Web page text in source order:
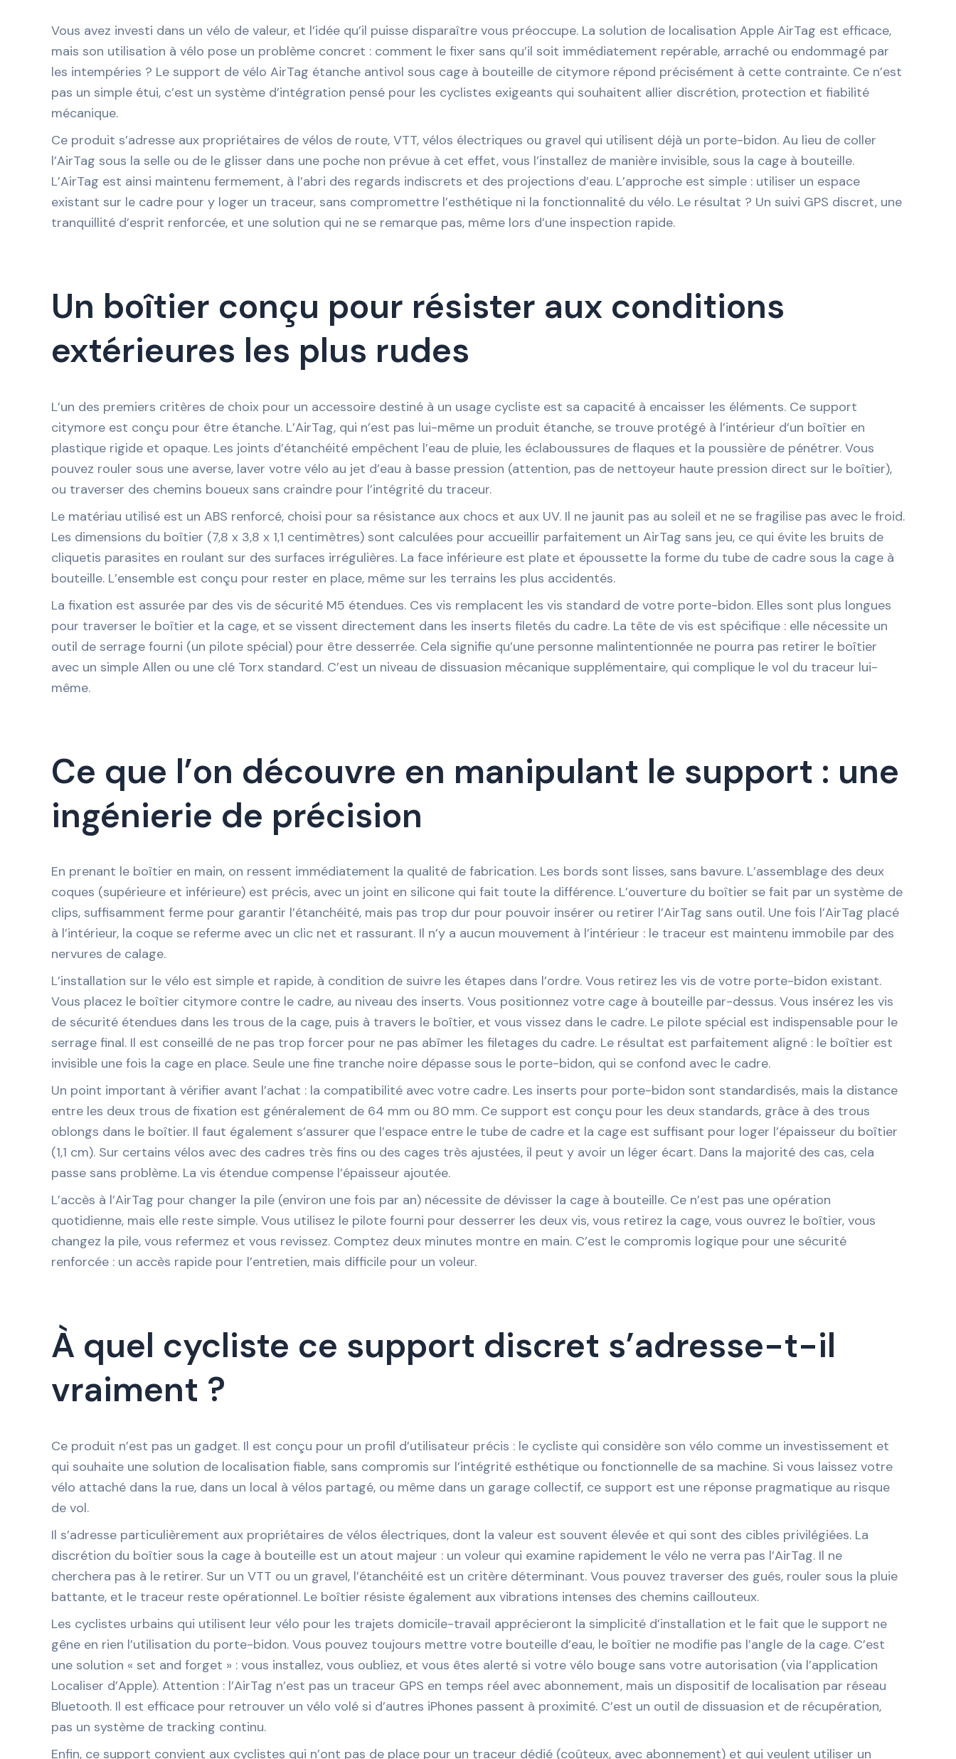
Vous avez investi dans un vélo de valeur, et l’idée qu’il puisse disparaître vous préoccupe. La solution de localisation Apple AirTag est efficace,
mais son utilisation à vélo pose un problème concret : comment le fixer sans qu’il soit immédiatement repérable, arraché ou endommagé par
les intempéries ? Le support de vélo AirTag étanche antivol sous cage à bouteille de citymore répond précisément à cette contrainte. Ce n’est
pas un simple étui, c’est un système d’intégration pensé pour les cyclistes exigeants qui souhaitent allier discrétion, protection et fiabilité
mécanique.
Ce produit s’adresse aux propriétaires de vélos de route, VTT, vélos électriques ou gravel qui utilisent déjà un porte-bidon. Au lieu de coller
l’AirTag sous la selle ou de le glisser dans une poche non prévue à cet effet, vous l’installez de manière invisible, sous la cage à bouteille.
L’AirTag est ainsi maintenu fermement, à l’abri des regards indiscrets et des projections d’eau. L’approche est simple : utiliser un espace
existant sur le cadre pour y loger un traceur, sans compromettre l’esthétique ni la fonctionnalité du vélo. Le résultat ? Un suivi GPS discret, une
tranquillité d’esprit renforcée, et une solution qui ne se remarque pas, même lors d’une inspection rapide.
Un boîtier conçu pour résister aux conditions
extérieures les plus rudes
L’un des premiers critères de choix pour un accessoire destiné à un usage cycliste est sa capacité à encaisser les éléments. Ce support
citymore est conçu pour être étanche. L’AirTag, qui n’est pas lui-même un produit étanche, se trouve protégé à l’intérieur d’un boîtier en
plastique rigide et opaque. Les joints d’étanchéité empêchent l’eau de pluie, les éclaboussures de flaques et la poussière de pénétrer. Vous
pouvez rouler sous une averse, laver votre vélo au jet d’eau à basse pression (attention, pas de nettoyeur haute pression direct sur le boîtier),
ou traverser des chemins boueux sans craindre pour l’intégrité du traceur.
Le matériau utilisé est un ABS renforcé, choisi pour sa résistance aux chocs et aux UV. Il ne jaunit pas au soleil et ne se fragilise pas avec le froid.
Les dimensions du boîtier (7,8 x 3,8 x 1,1 centimètres) sont calculées pour accueillir parfaitement un AirTag sans jeu, ce qui évite les bruits de
cliquetis parasites en roulant sur des surfaces irrégulières. La face inférieure est plate et époussette la forme du tube de cadre sous la cage à
bouteille. L’ensemble est conçu pour rester en place, même sur les terrains les plus accidentés.
La fixation est assurée par des vis de sécurité M5 étendues. Ces vis remplacent les vis standard de votre porte-bidon. Elles sont plus longues
pour traverser le boîtier et la cage, et se vissent directement dans les inserts filetés du cadre. La tête de vis est spécifique : elle nécessite un
outil de serrage fourni (un pilote spécial) pour être desserrée. Cela signifie qu’une personne malintentionnée ne pourra pas retirer le boîtier
avec un simple Allen ou une clé Torx standard. C’est un niveau de dissuasion mécanique supplémentaire, qui complique le vol du traceur lui-
même.
Ce que l’on découvre en manipulant le support : une
ingénierie de précision
En prenant le boîtier en main, on ressent immédiatement la qualité de fabrication. Les bords sont lisses, sans bavure. L’assemblage des deux
coques (supérieure et inférieure) est précis, avec un joint en silicone qui fait toute la différence. L’ouverture du boîtier se fait par un système de
clips, suffisamment ferme pour garantir l’étanchéité, mais pas trop dur pour pouvoir insérer ou retirer l’AirTag sans outil. Une fois l’AirTag placé
à l’intérieur, la coque se referme avec un clic net et rassurant. Il n’y a aucun mouvement à l’intérieur : le traceur est maintenu immobile par des
nervures de calage.
L’installation sur le vélo est simple et rapide, à condition de suivre les étapes dans l’ordre. Vous retirez les vis de votre porte-bidon existant.
Vous placez le boîtier citymore contre le cadre, au niveau des inserts. Vous positionnez votre cage à bouteille par-dessus. Vous insérez les vis
de sécurité étendues dans les trous de la cage, puis à travers le boîtier, et vous vissez dans le cadre. Le pilote spécial est indispensable pour le
serrage final. Il est conseillé de ne pas trop forcer pour ne pas abîmer les filetages du cadre. Le résultat est parfaitement aligné : le boîtier est
invisible une fois la cage en place. Seule une fine tranche noire dépasse sous le porte-bidon, qui se confond avec le cadre.
Un point important à vérifier avant l’achat : la compatibilité avec votre cadre. Les inserts pour porte-bidon sont standardisés, mais la distance
entre les deux trous de fixation est généralement de 64 mm ou 80 mm. Ce support est conçu pour les deux standards, grâce à des trous
oblongs dans le boîtier. Il faut également s’assurer que l’espace entre le tube de cadre et la cage est suffisant pour loger l’épaisseur du boîtier
(1,1 cm). Sur certains vélos avec des cadres très fins ou des cages très ajustées, il peut y avoir un léger écart. Dans la majorité des cas, cela
passe sans problème. La vis étendue compense l’épaisseur ajoutée.
L’accès à l’AirTag pour changer la pile (environ une fois par an) nécessite de dévisser la cage à bouteille. Ce n’est pas une opération
quotidienne, mais elle reste simple. Vous utilisez le pilote fourni pour desserrer les deux vis, vous retirez la cage, vous ouvrez le boîtier, vous
changez la pile, vous refermez et vous revissez. Comptez deux minutes montre en main. C’est le compromis logique pour une sécurité
renforcée : un accès rapide pour l’entretien, mais difficile pour un voleur.
À quel cycliste ce support discret s’adresse-t-il
vraiment ?
Ce produit n’est pas un gadget. Il est conçu pour un profil d’utilisateur précis : le cycliste qui considère son vélo comme un investissement et
qui souhaite une solution de localisation fiable, sans compromis sur l’intégrité esthétique ou fonctionnelle de sa machine. Si vous laissez votre
vélo attaché dans la rue, dans un local à vélos partagé, ou même dans un garage collectif, ce support est une réponse pragmatique au risque
de vol.
Il s’adresse particulièrement aux propriétaires de vélos électriques, dont la valeur est souvent élevée et qui sont des cibles privilégiées. La
discrétion du boîtier sous la cage à bouteille est un atout majeur : un voleur qui examine rapidement le vélo ne verra pas l’AirTag. Il ne
cherchera pas à le retirer. Sur un VTT ou un gravel, l’étanchéité est un critère déterminant. Vous pouvez traverser des gués, rouler sous la pluie
battante, et le traceur reste opérationnel. Le boîtier résiste également aux vibrations intenses des chemins caillouteux.
Les cyclistes urbains qui utilisent leur vélo pour les trajets domicile-travail apprécieront la simplicité d’installation et le fait que le support ne
gêne en rien l’utilisation du porte-bidon. Vous pouvez toujours mettre votre bouteille d’eau, le boîtier ne modifie pas l’angle de la cage. C’est
une solution « set and forget » : vous installez, vous oubliez, et vous êtes alerté si votre vélo bouge sans votre autorisation (via l’application
Localiser d’Apple). Attention : l’AirTag n’est pas un traceur GPS en temps réel avec abonnement, mais un dispositif de localisation par réseau
Bluetooth. Il est efficace pour retrouver un vélo volé si d’autres iPhones passent à proximité. C’est un outil de dissuasion et de récupération,
pas un système de tracking continu.
Enfin, ce support convient aux cyclistes qui n’ont pas de place pour un traceur dédié (coûteux, avec abonnement) et qui veulent utiliser un